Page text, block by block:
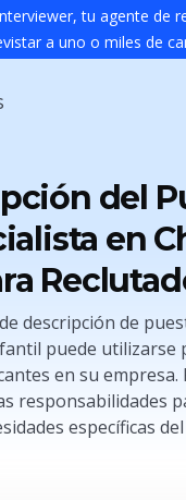
tu agente de
a uno o miles de
del
en
descripción de
puede utilizarse
en su empresa.
responsabilidades
específicas